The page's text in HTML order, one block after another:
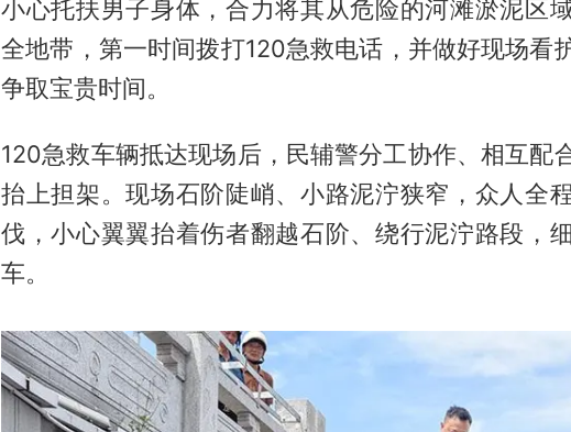
小心托扶男子身体，合力将其从危险的河滩淤泥区
全地带，第一时间拨打120急救电话，并做好现场看
争取宝贵时间。
120急救车辆抵达现场后，民辅警分工协作、相互配
抬上担架。现场石阶陡峭、小路泥泞狭窄，众人全
伐，小心翼翼抬着伤者翻越石阶、绕行泥泞路段，
车。